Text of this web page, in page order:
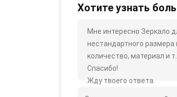
Хотите узнать
Мне интересно Зеркало
нестандартного
количество, материал и
Спасибо!
Жду твоего ответа.